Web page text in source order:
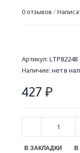
0 отзывов /
Артикул: LTP82248
Наличие: нет в
427 ₽
В ЗАКЛАДКИ